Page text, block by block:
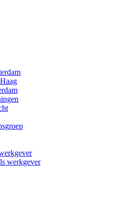
werkgever